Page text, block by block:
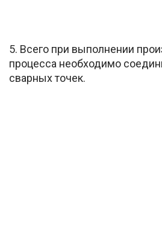
5. Всего при выполнении
процесса необходимо
сварных точек.